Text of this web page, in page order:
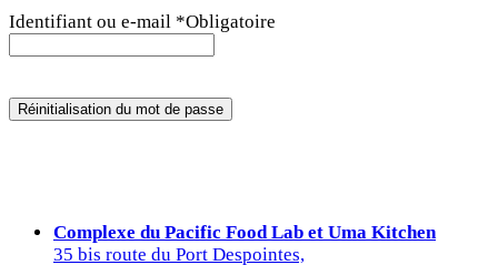
Identifiant ou e-mail *Obligatoire
Réinitialisation du mot de passe
Complexe du Pacific Food Lab et Uma Kitchen
35 bis route du Port Despointes,